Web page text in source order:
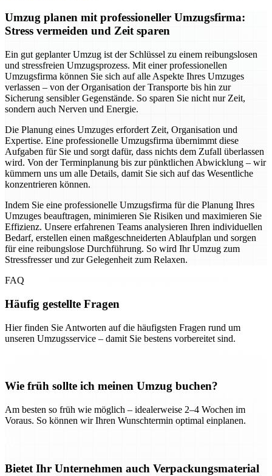
Umzug planen mit professioneller Umzugsfirma:
Stress vermeiden und Zeit sparen
Ein gut geplanter Umzug ist der Schlüssel zu einem reibungslosen
und stressfreien Umzugsprozess. Mit einer professionellen
Umzugsfirma können Sie sich auf alle Aspekte Ihres Umzuges
verlassen – von der Organisation der Transporte bis hin zur
Sicherung sensibler Gegenstände. So sparen Sie nicht nur Zeit,
sondern auch Nerven und Energie.
Die Planung eines Umzuges erfordert Zeit, Organisation und
Expertise. Eine professionelle Umzugsfirma übernimmt diese
Aufgaben für Sie und sorgt dafür, dass nichts dem Zufall überlassen
wird. Von der Terminplanung bis zur pünktlichen Abwicklung – wir
kümmern uns um alle Details, damit Sie sich auf das Wesentliche
konzentrieren können.
Indem Sie eine professionelle Umzugsfirma für die Planung Ihres
Umzuges beauftragen, minimieren Sie Risiken und maximieren Sie
Effizienz. Unsere erfahrenen Teams analysieren Ihren individuellen
Bedarf, erstellen einen maßgeschneiderten Ablaufplan und sorgen
für eine reibungslose Durchführung. So wird Ihr Umzug zum
Stressfresser und zur Gelegenheit zum Relaxen.
FAQ
Häufig gestellte Fragen
Hier finden Sie Antworten auf die häufigsten Fragen rund um
unseren Umzugsservice – damit Sie bestens vorbereitet sind.
Wie früh sollte ich meinen Umzug buchen?
Am besten so früh wie möglich – idealerweise 2–4 Wochen im
Voraus. So können wir Ihren Wunschtermin optimal einplanen.
Bietet Ihr Unternehmen auch Verpackungsmaterial